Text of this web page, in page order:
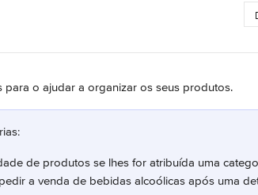
o ajudar a organizar os seus produtos.
de produtos se lhes for atribuída uma
a venda de bebidas alcoólicas após uma